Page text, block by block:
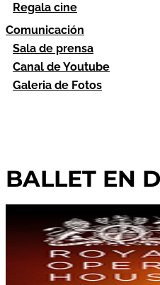
Regala cine
Comunicación
Sala de prensa
Canal de Youtube
Galeria de Fotos
BALLET EN